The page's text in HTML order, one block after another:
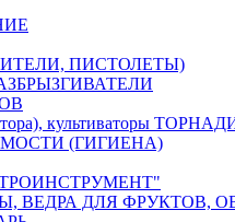
ПИСТОЛЕТЫ)
культиваторы
(ГИГИЕНА)
ВЕДРА ДЛЯ ФРУКТОВ,